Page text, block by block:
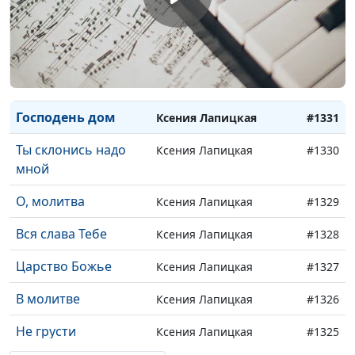
"Бог любви"
(исполняет Ксения
Лапицкая)
Ксения Лапицкая #1333
Мой Бог Ксения Лапицкая #1332
Господень дом Ксения Лапицкая #1331
Ты склонись надо
мной
Ксения Лапицкая #1330
О, молитва Ксения Лапицкая #1329
Вся слава Тебе Ксения Лапицкая #1328
Царство Божье Ксения Лапицкая #1327
В молитве Ксения Лапицкая #1326
Не грусти Ксения Лапицкая #1325